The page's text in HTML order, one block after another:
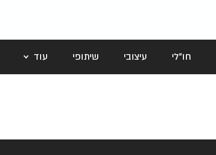
חו"לי עיצובי שיתופי
עוד